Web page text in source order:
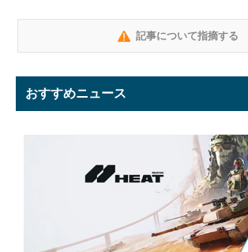
記事について指摘する
おすすめニュース